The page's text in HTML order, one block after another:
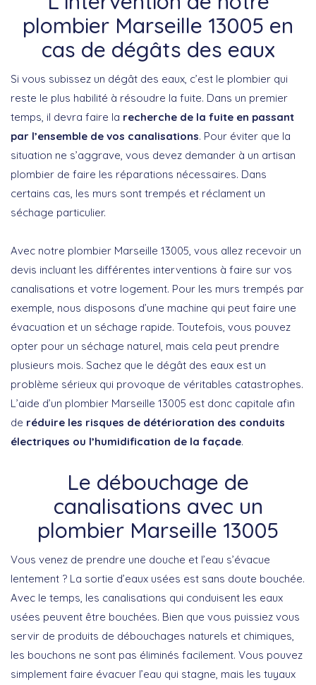
plombier Marseille 13005 en
cas de dégâts des eaux
Si vous subissez un dégât des eaux, c’est le plombier qui
reste le plus habilité à résoudre la fuite. Dans un premier
temps, il devra faire la recherche de la fuite en passant
par l’ensemble de vos canalisations. Pour éviter que la
situation ne s’aggrave, vous devez demander à un artisan
plombier de faire les réparations nécessaires. Dans
certains cas, les murs sont trempés et réclament un
séchage particulier.
Avec notre plombier Marseille 13005, vous allez recevoir un
devis incluant les différentes interventions à faire sur vos
canalisations et votre logement. Pour les murs trempés par
exemple, nous disposons d’une machine qui peut faire une
évacuation et un séchage rapide. Toutefois, vous pouvez
opter pour un séchage naturel, mais cela peut prendre
plusieurs mois. Sachez que le dégât des eaux est un
problème sérieux qui provoque de véritables catastrophes.
L’aide d’un plombier Marseille 13005 est donc capitale afin
de réduire les risques de détérioration des conduits
électriques ou l’humidification de la façade.
Le débouchage de
canalisations avec un
plombier Marseille 13005
Vous venez de prendre une douche et l’eau s’évacue
lentement ? La sortie d’eaux usées est sans doute bouchée.
Avec le temps, les canalisations qui conduisent les eaux
usées peuvent être bouchées. Bien que vous puissiez vous
servir de produits de débouchages naturels et chimiques,
les bouchons ne sont pas éliminés facilement. Vous pouvez
simplement faire évacuer l’eau qui stagne, mais les tuyaux